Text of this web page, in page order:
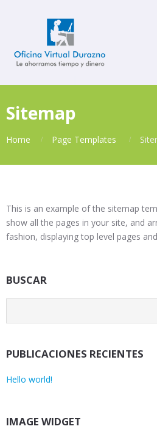
Sitemap
Home Page Templates
This is an example of the sitemap
show all the pages in your site, and
fashion, displaying top level pages
BUSCAR
PUBLICACIONES RECIENTES
Hello world!
IMAGE WIDGET